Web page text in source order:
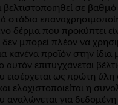
βελτιστοποιηθεί σε
στάδια
δέρμα που προκύπτει
μπορεί πλέον να
κανένα προϊόν στην
επιτυγχάνεται
εισέρχεται ως πρώτη
ελαχιστοποιείται η
αναλώνεται για